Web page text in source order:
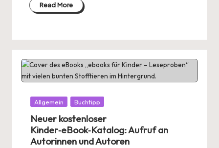
Read More
Posted
Allgemein Buchtipp
Neuer kostenloser
Kinder‑eBook‑Katalog: Aufruf an
Autorinnen und Autoren